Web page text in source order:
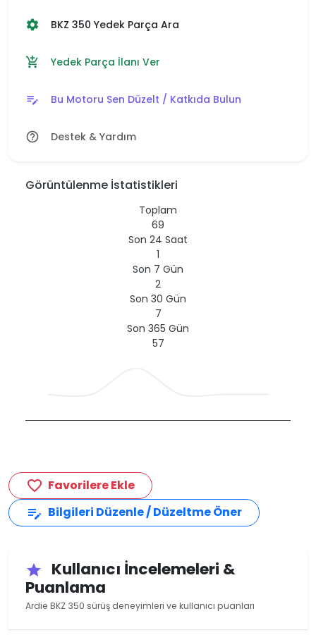
settings BKZ 350 Yedek Parça Ara
add_shopping_cart Yedek Parça İlanı Ver
edit_note Bu Motoru Sen Düzelt / Katkıda Bulun
help_outline Destek & Yardım
Görüntülenme İstatistikleri
Toplam
69
Son 24 Saat
1
Son 7 Gün
2
Son 30 Gün
7
Son 365 Gün
57
favorite_border Favorilere Ekle
edit_note Bilgileri Düzenle / Düzeltme Öner
star
Kullanıcı İncelemeleri &
Puanlama
Ardie BKZ 350 sürüş deneyimleri ve kullanıcı puanları